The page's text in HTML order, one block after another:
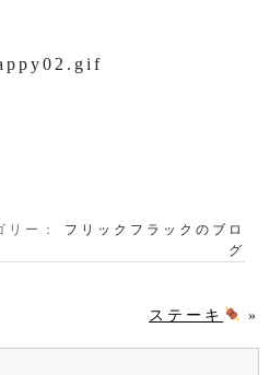
リー： フリックフラックのブロ
グ
ステーキ »